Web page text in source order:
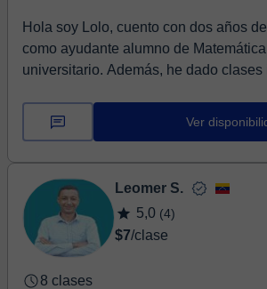
Hola soy Lolo, cuento con dos años
como ayudante alumno de Matemática
universitario. Además, he dado
Ver
Leomer S.
5,0 (4)
$7/clase
8 clases